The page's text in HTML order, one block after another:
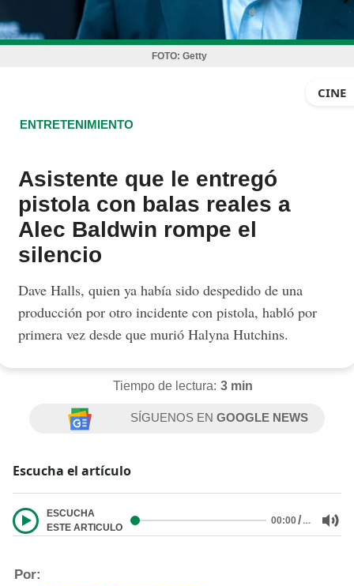
FOTO: Getty
CINE
ENTRETENIMIENTO
Asistente que le entregó
pistola con balas reales a
Alec Baldwin rompe el
silencio
Dave Halls, quien ya había sido despedido de una
producción por otro incidente con pistola, habló por
primera vez desde que murió Halyna Hutchins.
Tiempo de lectura: 3 min
SÍGUENOS ENGOOGLE NEWS
Escucha el artículo
ESCUCHA
ESTE ARTICULO
00:00/…
Por: